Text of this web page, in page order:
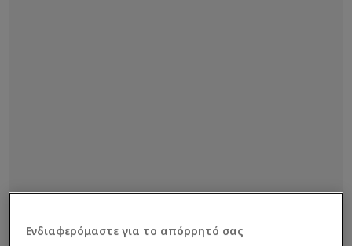
Ενδιαφερόμαστε για το απόρρητό σας